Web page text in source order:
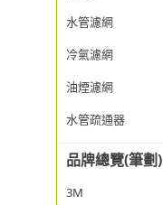
水管濾網
冷氣濾網
油煙濾網
水管疏通器
品牌總覽(筆劃)
3M